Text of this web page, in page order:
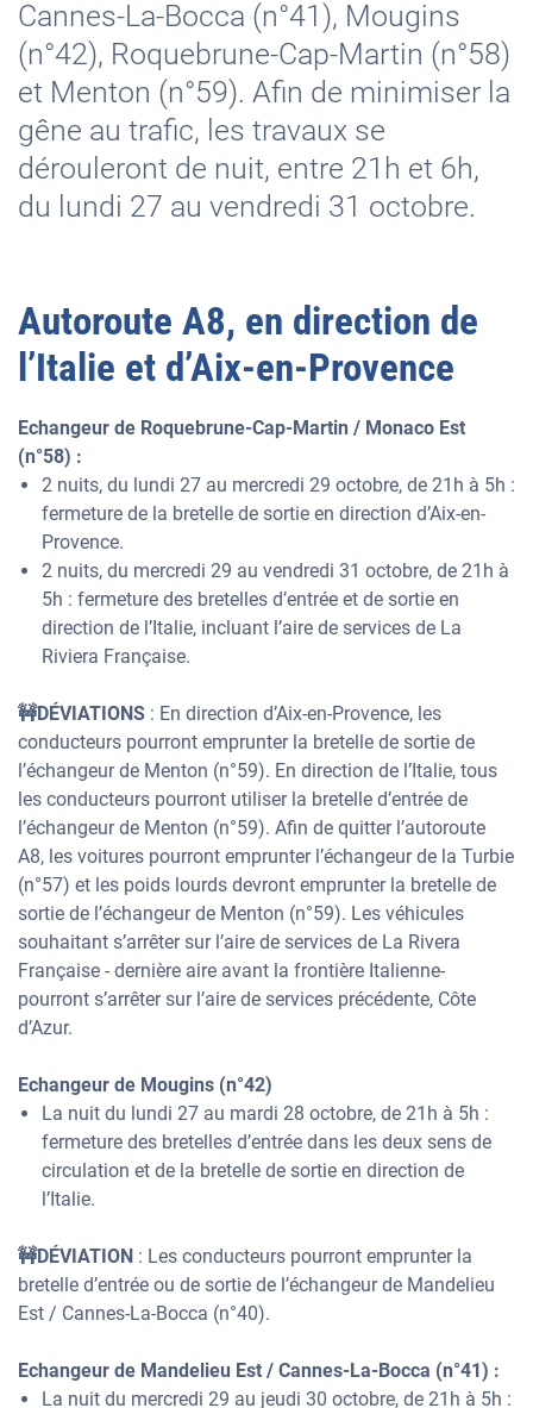
Cannes-La-Bocca (n°41), Mougins
(n°42), Roquebrune-Cap-Martin (n°58)
et Menton (n°59). Afin de minimiser la
gêne au trafic, les travaux se
dérouleront de nuit, entre 21h et 6h,
du lundi 27 au vendredi 31 octobre.
Autoroute A8, en direction de
l’Italie et d’Aix-en-Provence
Echangeur de Roquebrune-Cap-Martin / Monaco Est
(n°58) :
2 nuits, du lundi 27 au mercredi 29 octobre, de 21h à 5h :
fermeture de la bretelle de sortie en direction d’Aix-en-
Provence.
2 nuits, du mercredi 29 au vendredi 31 octobre, de 21h à
5h : fermeture des bretelles d’entrée et de sortie en
direction de l’Italie, incluant l’aire de services de La
Riviera Française.
🚧DÉVIATIONS : En direction d’Aix-en-Provence, les
conducteurs pourront emprunter la bretelle de sortie de
l’échangeur de Menton (n°59). En direction de l’Italie, tous
les conducteurs pourront utiliser la bretelle d’entrée de
l’échangeur de Menton (n°59). Afin de quitter l’autoroute
A8, les voitures pourront emprunter l’échangeur de la Turbie
(n°57) et les poids lourds devront emprunter la bretelle de
sortie de l’échangeur de Menton (n°59). Les véhicules
souhaitant s’arrêter sur l’aire de services de La Rivera
Française - dernière aire avant la frontière Italienne-
pourront s’arrêter sur l’aire de services précédente, Côte
d’Azur.
Echangeur de Mougins (n°42)
La nuit du lundi 27 au mardi 28 octobre, de 21h à 5h :
fermeture des bretelles d’entrée dans les deux sens de
circulation et de la bretelle de sortie en direction de
l’Italie.
🚧DÉVIATION : Les conducteurs pourront emprunter la
bretelle d’entrée ou de sortie de l’échangeur de Mandelieu
Est / Cannes-La-Bocca (n°40).
Echangeur de Mandelieu Est / Cannes-La-Bocca (n°41) :
La nuit du mercredi 29 au jeudi 30 octobre, de 21h à 5h :